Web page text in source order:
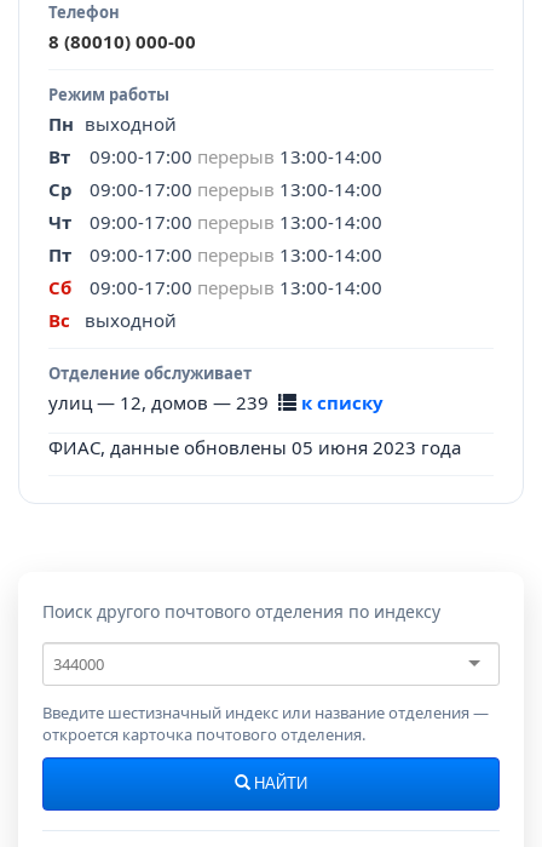
Телефон
8 (80010) 000-00
Режим работы
Пн выходной
Вт
09:00-17:00 перерыв 13:00-14:00
Ср
09:00-17:00 перерыв 13:00-14:00
Чт
09:00-17:00 перерыв 13:00-14:00
Пт
09:00-17:00 перерыв 13:00-14:00
Сб
09:00-17:00 перерыв 13:00-14:00
Вс
выходной
Отделение обслуживает
улиц — 12, домов — 239 к списку
ФИАС, данные обновлены 05 июня 2023 года
Поиск другого почтового отделения по индексу
Почтовый
индекс
Введите шестизначный индекс или название отделения —
откроется карточка почтового отделения.
НАЙТИ